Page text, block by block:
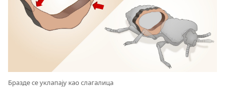
Бразде се уклапају као слагалица